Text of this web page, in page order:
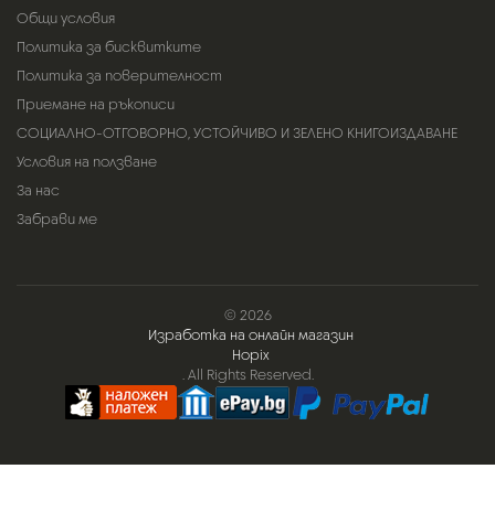
Общи условия
Политика за бисквитките
Политика за поверителност
Приемане на ръкописи
СОЦИАЛНО-ОТГОВОРНО, УСТОЙЧИВО И ЗЕЛЕНО КНИГОИЗДАВАНЕ
Условия на ползване
За нас
Забрави ме
© 2026
Изработка на онлайн магазин
Hopix
. All Rights Reserved.